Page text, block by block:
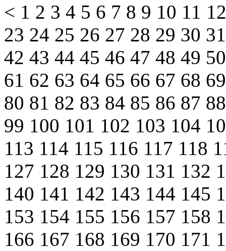
< 1 2 3 4 5 6 7 8 9 10 11
23 24 25 26 27 28 29 30
42 43 44 45 46 47 48 49
61 62 63 64 65 66 67 68
80 81 82 83 84 85 86 87
99 100 101 102 103 104
113 114 115 116 117 118
127 128 129 130 131 132
140 141 142 143 144 145
153 154 155 156 157 158
166 167 168 169 170 171